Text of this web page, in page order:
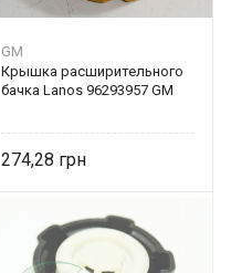
GM
Крышка расширительного
бачка Lanos 96293957 GM
274,28